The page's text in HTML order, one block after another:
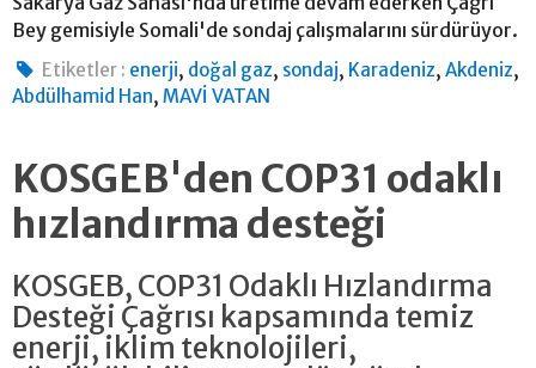
Bey gemisiyle Somali'de sondaj çalışmalarını sürdürüyor.
Etiketler : enerji, doğal gaz, sondaj, Karadeniz,Akdeniz,
Abdülhamid Han, MAVİ VATAN
KOSGEB'den COP31 odaklı
hızlandırma desteği
KOSGEB, COP31 Odaklı Hızlandırma
Desteği Çağrısı kapsamında temiz
enerji, iklim teknolojileri,